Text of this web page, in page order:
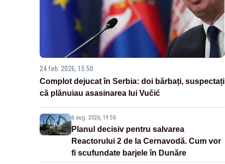
24 feb. 2026, 15:50
Complot dejucat în Serbia: doi bărbați, suspectați
că plănuiau asasinarea lui Vučić
6 aug. 2026, 19:56
Planul decisiv pentru salvarea
Reactorului 2 de la Cernavodă. Cum vor
fi scufundate barjele în Dunăre